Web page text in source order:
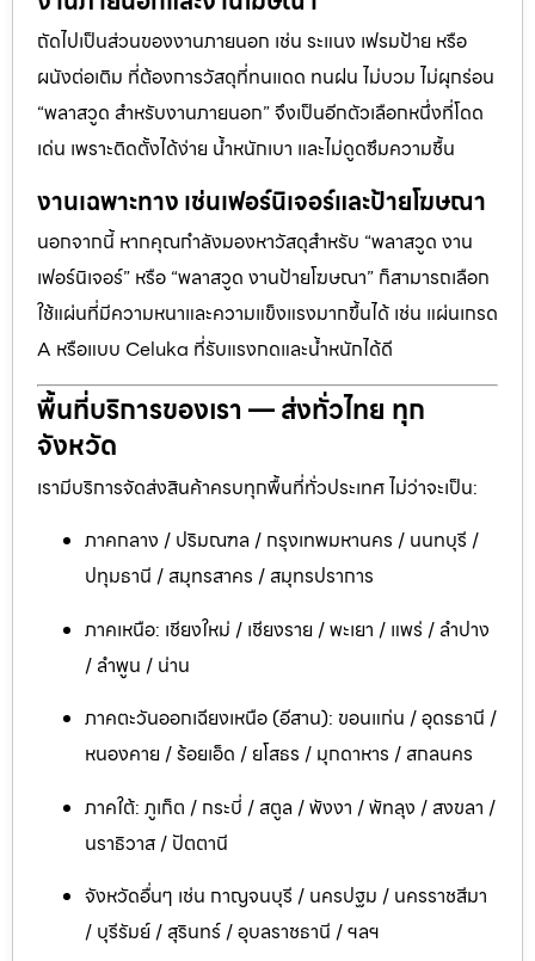
ถัดไปเป็นส่วนของงานภายนอก เช่น ระแนง เฟรมป้าย หรือ
ผนังต่อเติม ที่ต้องการวัสดุที่ทนแดด ทนฝน ไม่บวม ไม่ผุกร่อน
“พลาสวูด สำหรับงานภายนอก” จึงเป็นอีกตัวเลือกหนึ่งที่โดด
เด่น เพราะติดตั้งได้ง่าย น้ำหนักเบา และไม่ดูดซึมความชื้น
งานเฉพาะทาง เช่นเฟอร์นิเจอร์และป้ายโฆษณา
นอกจากนี้ หากคุณกำลังมองหาวัสดุสำหรับ “พลาสวูด งาน
เฟอร์นิเจอร์” หรือ “พลาสวูด งานป้ายโฆษณา” ก็สามารถเลือก
ใช้แผ่นที่มีความหนาและความแข็งแรงมากขึ้นได้ เช่น แผ่นเกรด
A หรือแบบ Celuka ที่รับแรงกดและน้ำหนักได้ดี
พื้นที่บริการของเรา — ส่งทั่วไทย ทุก
จังหวัด
เรามีบริการจัดส่งสินค้าครบทุกพื้นที่ทั่วประเทศ ไม่ว่าจะเป็น:
ภาคกลาง / ปริมณฑล / กรุงเทพมหานคร / นนทบุรี /
ปทุมธานี / สมุทรสาคร / สมุทรปราการ
ภาคเหนือ: เชียงใหม่ / เชียงราย / พะเยา / แพร่ / ลำปาง
/ ลำพูน / น่าน
ภาคตะวันออกเฉียงเหนือ (อีสาน): ขอนแก่น / อุดรธานี /
หนองคาย / ร้อยเอ็ด / ยโสธร / มุกดาหาร / สกลนคร
ภาคใต้: ภูเก็ต / กระบี่ / สตูล / พังงา / พัทลุง / สงขลา /
นราธิวาส / ปัตตานี
จังหวัดอื่นๆ เช่น กาญจนบุรี / นครปฐม / นครราชสีมา
/ บุรีรัมย์ / สุรินทร์ / อุบลราชธานี / ฯลฯ